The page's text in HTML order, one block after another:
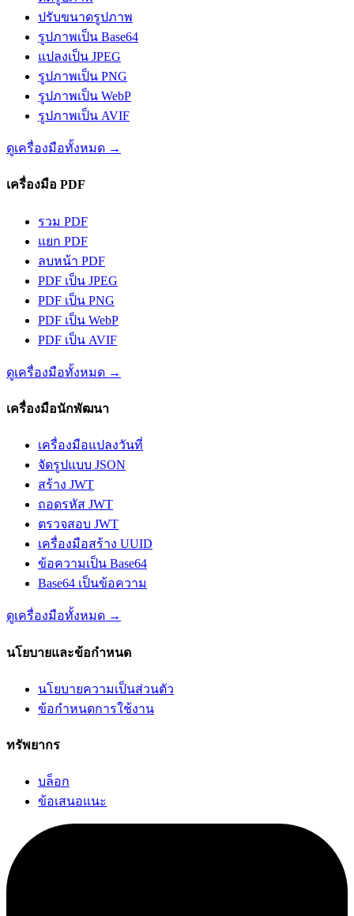
ปรับขนาดรูปภาพ
รูปภาพเป็น Base64
แปลงเป็น JPEG
รูปภาพเป็น PNG
รูปภาพเป็น WebP
รูปภาพเป็น AVIF
ดูเครื่องมือทั้งหมด →
เครื่องมือ PDF
รวม PDF
แยก PDF
ลบหน้า PDF
PDF เป็น JPEG
PDF เป็น PNG
PDF เป็น WebP
PDF เป็น AVIF
ดูเครื่องมือทั้งหมด →
เครื่องมือนักพัฒนา
เครื่องมือแปลงวันที่
จัดรูปแบบ JSON
สร้าง JWT
ถอดรหัส JWT
ตรวจสอบ JWT
เครื่องมือสร้าง UUID
ข้อความเป็น Base64
Base64 เป็นข้อความ
ดูเครื่องมือทั้งหมด →
นโยบายและข้อกำหนด
นโยบายความเป็นส่วนตัว
ข้อกำหนดการใช้งาน
ทรัพยากร
บล็อก
ข้อเสนอแนะ